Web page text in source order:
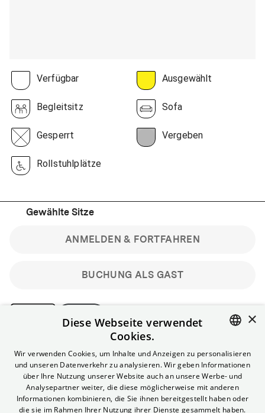
Verfügbar Ausgewählt
Begleitsitz Sofa
Gesperrt Vergeben
Rollstuhlplätze
Gewählte Sitze
BUCHUNG ALS GAST
ANMELDEN & FORTFAHREN
Bitte beachte: Gastbuchungen sind nicht stornierbar.
Registriere dich kostenlos für bis zu 90 min vor Filmbeginn
stornierbare Tickets für reguläre Vorstellungen.
Unlimited-Mitglied? Melde dich an, um deine Benefits
nutzen zu können.
ENGLISH
×
Diese Webseite verwendet
Cookies.
Wir verwenden Cookies, um Inhalte und Anzeigen zu personalisieren
und unseren Datenverkehr zu analysieren. Wir geben Informationen
über Ihre Nutzung unserer Website auch an unsere Werbe- und
Analysepartner weiter, die diese möglicherweise mit anderen
Informationen kombinieren, die Sie ihnen bereitgestellt haben oder
die sie im Rahmen Ihrer Nutzung ihrer Dienste gesammelt haben.